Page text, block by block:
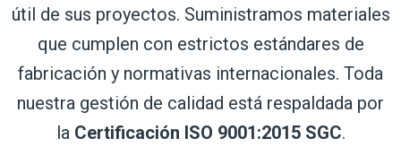
útil de sus proyectos. Suministramos materiales
que cumplen con estrictos estándares de
fabricación y normativas internacionales. Toda
nuestra gestión de calidad está respaldada por
la Certificación ISO 9001:2015 SGC.